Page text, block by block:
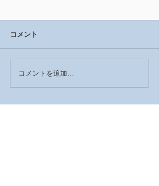
2026年 明けましておめで
とうございます
コメント
コメントを追加…